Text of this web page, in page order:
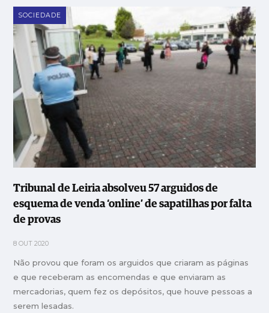
SOCIEDADE
Tribunal de Leiria absolveu 57 arguidos de
esquema de venda ‘online’ de sapatilhas por falta
de provas
8 OUT 2020
Não provou que foram os arguidos que criaram as páginas
e que receberam as encomendas e que enviaram as
mercadorias, quem fez os depósitos, que houve pessoas a
serem lesadas.